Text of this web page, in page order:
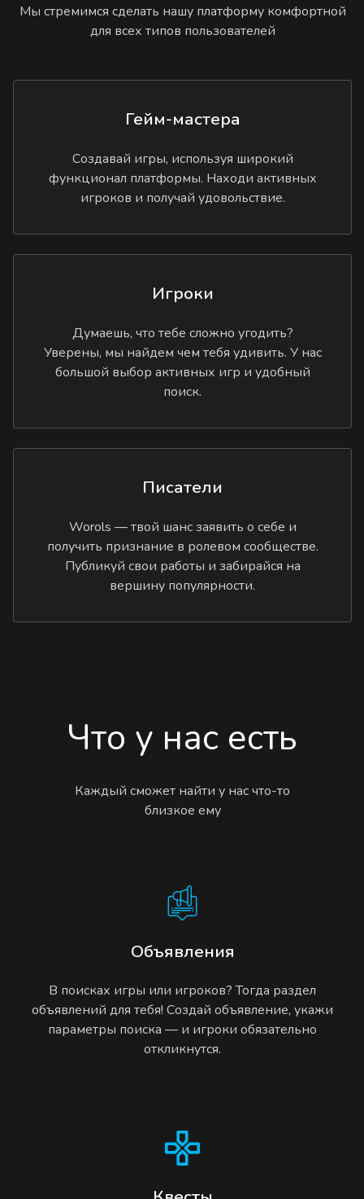
Мы стремимся сделать нашу платформу комфортной
для всех типов пользователей
Гейм-мастера
Создавай игры, используя широкий
функционал платформы. Находи активных
игроков и получай удовольствие.
Игроки
Думаешь, что тебе сложно угодить?
Уверены, мы найдем чем тебя удивить. У нас
большой выбор активных игр и удобный
поиск.
Писатели
Worols — твой шанс заявить о себе и
получить признание в ролевом сообществе.
Публикуй свои работы и забирайся на
вершину популярности.
Что у нас есть
Каждый сможет найти у нас что-то
близкое ему
Объявления
В поисках игры или игроков? Тогда раздел
объявлений для тебя! Создай объявление, укажи
параметры поиска — и игроки обязательно
откликнутся.